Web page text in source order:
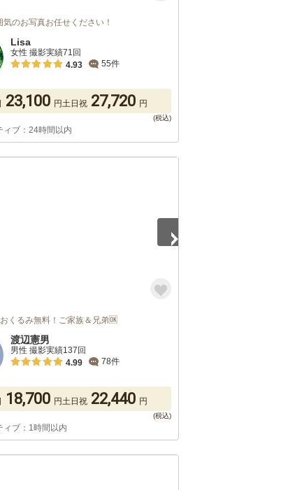
気のお写真お任せください！
Lisa
女性 撮影実績71回
4.93
55件
23,100 円土日祝 27,720 円
ィブ：24時間以内
くるみ無料！ご家族＆兄弟🆗
渡辺憲男
男性 撮影実績137回
4.99
78件
18,700 円土日祝 22,440 円
ィブ：1時間以内